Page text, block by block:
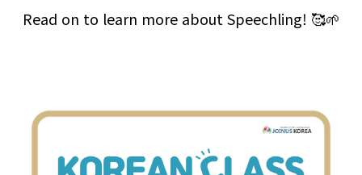
Read on to learn more about Speechling! 🥰🌱